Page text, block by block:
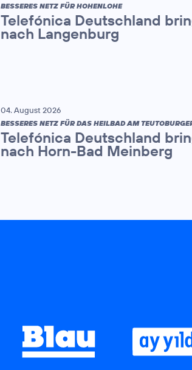
BESSERES NETZ FÜR HOHENLOHE
Telefónica Deutschland
nach Langenburg
04. August 2026
BESSERES NETZ FÜR DAS HEILBAD AM
Telefónica Deutschland
nach Horn-Bad Meinberg